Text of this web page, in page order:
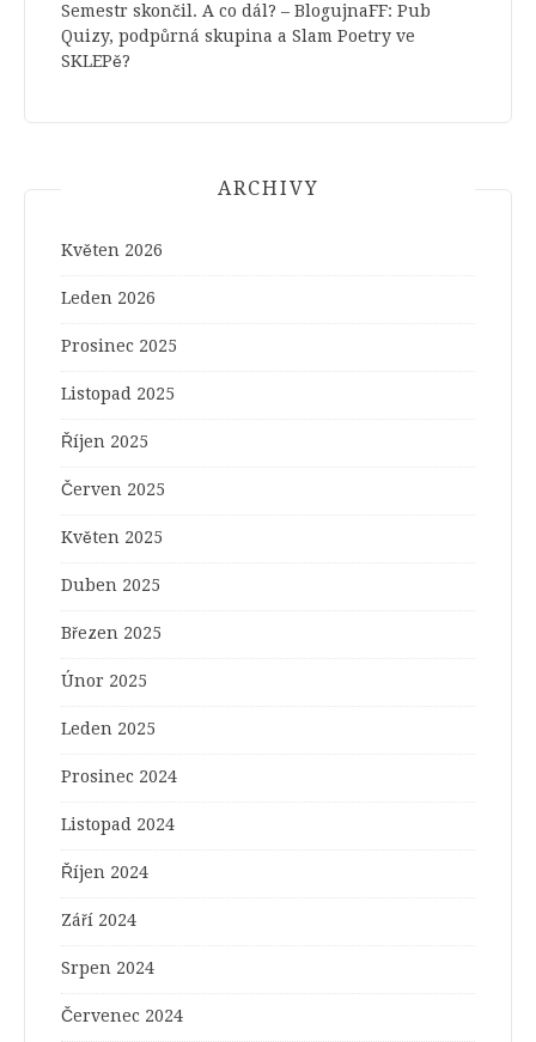
Semestr skončil. A co dál? – BlogujnaFF: Pub
Quizy, podpůrná skupina a Slam Poetry ve
SKLEPě?
ARCHIVY
Květen 2026
Leden 2026
Prosinec 2025
Listopad 2025
Říjen 2025
Červen 2025
Květen 2025
Duben 2025
Březen 2025
Únor 2025
Leden 2025
Prosinec 2024
Listopad 2024
Říjen 2024
Září 2024
Srpen 2024
Červenec 2024